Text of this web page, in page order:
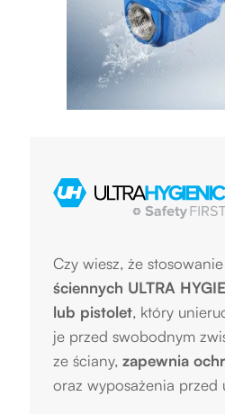
Czy wiesz, że stosowanie
ściennych ULTRA
lub pistolet, który
je przed swobodnym
ze ściany, zapewnia
oraz wyposażenia przed